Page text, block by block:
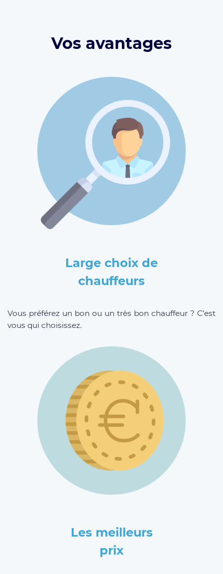
Vos avantages
Large choix de
chauffeurs
Vous préférez un bon ou un très bon chauffeur ? C’est
vous qui choisissez.
Les meilleurs
prix